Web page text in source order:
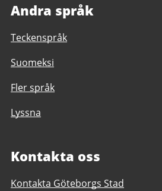
Andra språk
Teckenspråk
Suomeksi
Fler språk
Lyssna
Kontakta oss
Kontakta Göteborgs Stad